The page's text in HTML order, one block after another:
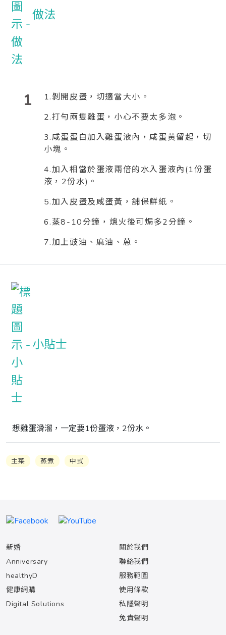
做法
1
1.剝開皮蛋，切適當大小。
2.打勻兩隻雞蛋，小心不要太多泡。
3.咸蛋蛋白加入雞蛋液內，咸蛋黃留起，切
小塊。
4.加入相當於蛋液兩倍的水入蛋液內(1份蛋
液，2份水)。
5.加入皮蛋及咸蛋黃，舖保鮮紙。
6.蒸8-10分鐘，熜火後可焗多2分鐘。
7.加上豉油、麻油、蒽。
小貼士
想雞蛋滑溜，一定要1份蛋液，2份水。
主菜 蒸煮 中式
新婚
Anniversary
healthyD
健康網購
Digital Solutions
關於我們
聯絡我們
服務範圍
使用條款
私隱聲明
免責聲明